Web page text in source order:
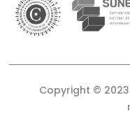
Copyright ©